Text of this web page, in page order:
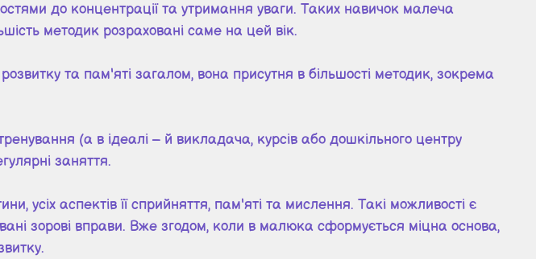
до концентрації та утримання уваги. Таких навичок малеча
методик розраховані саме на цей вік.
та пам'яті загалом, вона присутня в більшості методик, зокрема
(а в ідеалі – й викладача, курсів або дошкільного центру
заняття.
аспектів її сприйняття, пам'яті та мислення. Такі можливості є
зорові вправи. Вже згодом, коли в малюка сформується міцна основа,